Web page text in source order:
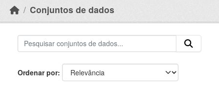
Conjuntos de dados
Ordenar por